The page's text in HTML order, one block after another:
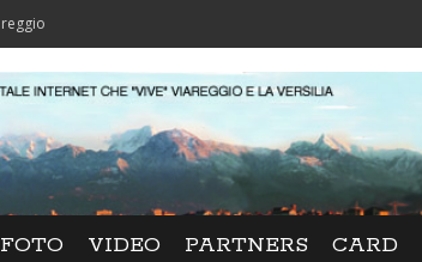
FOTO VIDEO PARTNERS CARD